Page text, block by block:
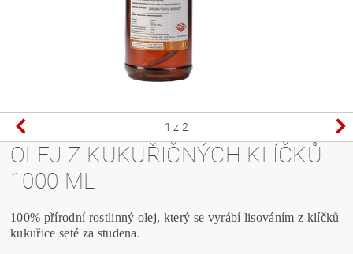
1 z 2
OLEJ Z KUKUŘIČNÝCH KLÍČKŮ
1000 ML
100% přírodní rostlinný olej, který se vyrábí lisováním z klíčků
kukuřice seté za studena.